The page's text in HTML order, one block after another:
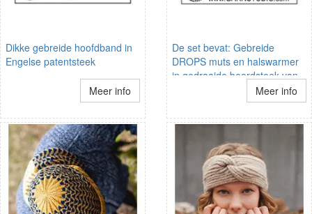
Dikke gebreide hoofdband in
Engelse patentsteek
Meer info
De set bevat: Gebreide
DROPS muts en halswarmer
in gedraaide boordsteek van
Meer info